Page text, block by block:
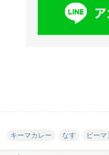
キーマカレー なす ピーマ